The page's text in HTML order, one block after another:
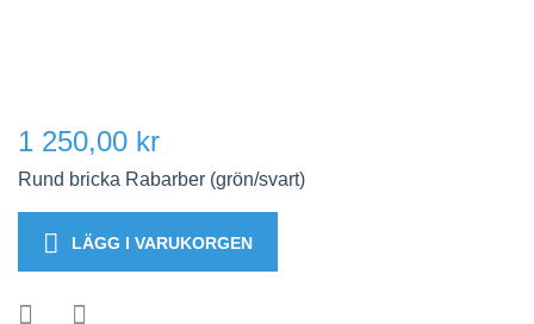
1 250,00 kr
Rund bricka Rabarber (grön/svart)
LÄGG I VARUKORGEN